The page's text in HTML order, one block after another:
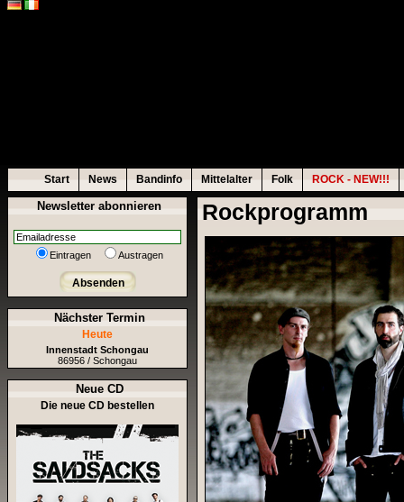
Start News Bandinfo Mittelalter Folk ROCK - NEW!!!
Newsletter abonnieren
Eintragen Austragen
Absenden
Nächster Termin
Heute
Innenstadt Schongau
86956 / Schongau
Neue CD
Die neue CD bestellen
Rockprogramm